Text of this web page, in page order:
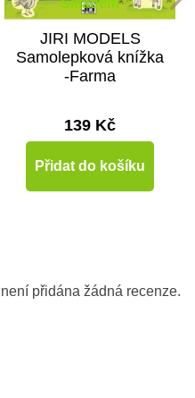
Skladem
JIRI MODELS
Samolepková knížka
-Farma
139 Kč
Přidat do košíku
přidána žádná recenze.